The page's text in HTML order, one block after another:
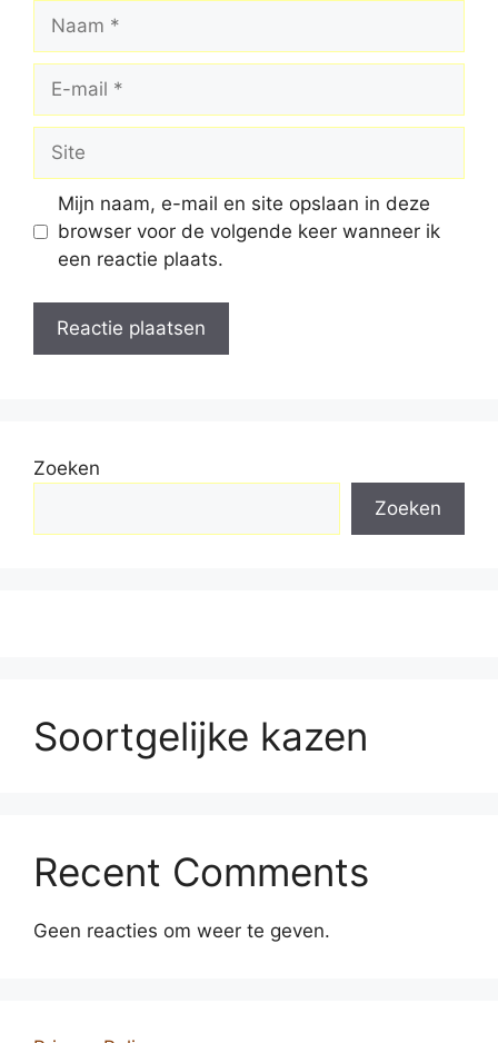
Naam
Site
Mijn naam, e-mail en site opslaan in deze
browser voor de volgende keer wanneer ik
een reactie plaats.
Zoeken
Zoeken
Soortgelijke kazen
Recent Comments
Geen reacties om weer te geven.